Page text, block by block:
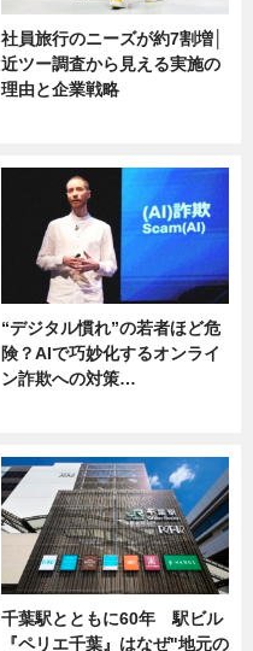
社員旅行のニーズが約7割増│
近ツー調査から見える実施の
理由と企業戦略
“デジタル慣れ”の若者ほど危
険？AIで巧妙化するオンライ
ン詐欺への対策…
千葉駅とともに60年 駅ビル
『ペリエ千葉』はなぜ"地元の